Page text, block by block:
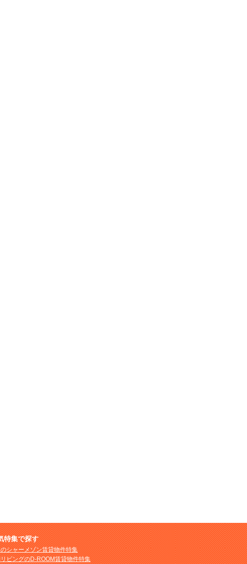
特集で探す
シャーメゾン賃貸物件特集
ビングのD-ROOM賃貸物件特集